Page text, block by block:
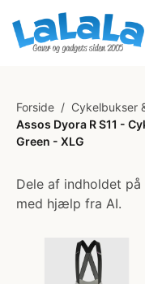
Forside / Cykelbukser
Assos Dyora R S11 -
Green - XLG
Dele af indholdet
med hjælp fra AI.